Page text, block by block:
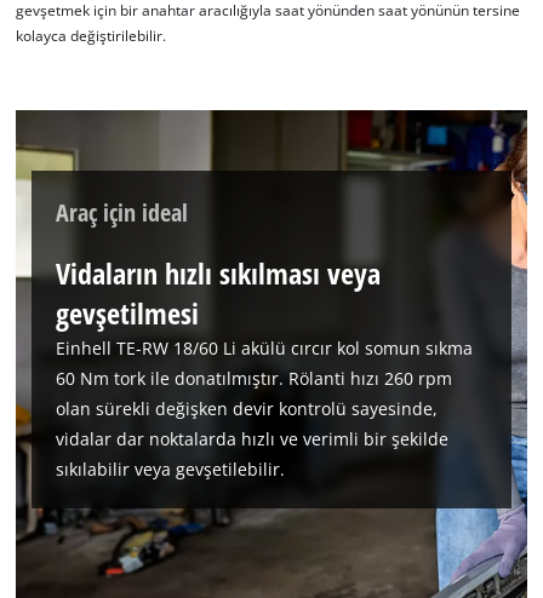
gevşetmek için bir anahtar aracılığıyla saat yönünden saat yönünün tersine
kolayca değiştirilebilir.
Araç için ideal
Vidaların hızlı sıkılması veya
gevşetilmesi
Einhell TE-RW 18/60 Li akülü cırcır kol somun sıkma
60 Nm tork ile donatılmıştır. Rölanti hızı 260 rpm
olan sürekli değişken devir kontrolü sayesinde,
vidalar dar noktalarda hızlı ve verimli bir şekilde
sıkılabilir veya gevşetilebilir.